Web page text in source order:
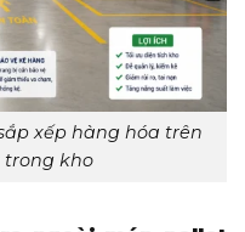
xếp hàng hóa trên
kho